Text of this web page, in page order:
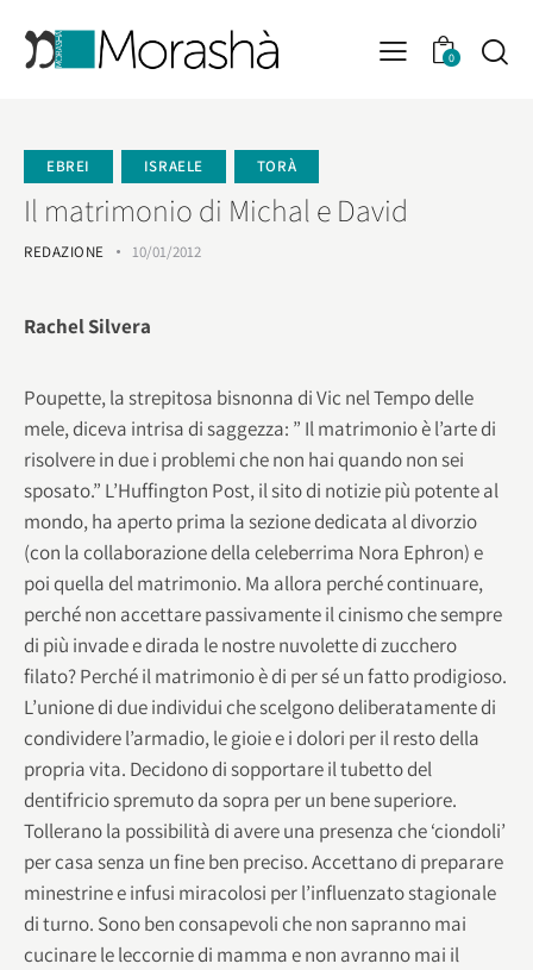
0
EBREI ISRAELE TORÀ
Il matrimonio di Michal e David
REDAZIONE 10/01/2012
Rachel Silvera
Poupette, la strepitosa bisnonna di Vic nel Tempo delle
mele, diceva intrisa di saggezza: ” Il matrimonio è l’arte di
risolvere in due i problemi che non hai quando non sei
sposato.” L’Huffington Post, il sito di notizie più potente al
mondo, ha aperto prima la sezione dedicata al divorzio
(con la collaborazione della celeberrima Nora Ephron) e
poi quella del matrimonio. Ma allora perché continuare,
perché non accettare passivamente il cinismo che sempre
di più invade e dirada le nostre nuvolette di zucchero
filato? Perché il matrimonio è di per sé un fatto prodigioso.
L’unione di due individui che scelgono deliberatamente di
condividere l’armadio, le gioie e i dolori per il resto della
propria vita. Decidono di sopportare il tubetto del
dentifricio spremuto da sopra per un bene superiore.
Tollerano la possibilità di avere una presenza che ‘ciondoli’
per casa senza un fine ben preciso. Accettano di preparare
minestrine e infusi miracolosi per l’influenzato stagionale
di turno. Sono ben consapevoli che non sapranno mai
cucinare le leccornie di mamma e non avranno mai il